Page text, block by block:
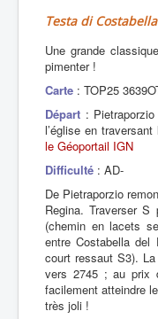
Testa di
Une grande
pimenter !
Carte : TOP25
Départ :
l’église en
le Géoportail IGN
Difficulté : AD-
De Pietraporzio
Regina. Traverser S
(chemin en lacets
entre Costabella
court ressaut S3).
vers 2745 ; au prix
facilement atteindre
très joli !